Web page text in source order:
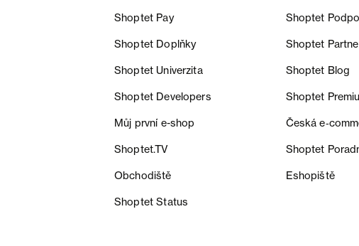
Shoptet Pay Shoptet
Shoptet Doplňky Shoptet
Shoptet Univerzita Shoptet Blog
Shoptet Developers Shoptet
Můj první e-shop Česká
Shoptet.TV Shoptet
Obchodiště Eshopiště
Shoptet Status